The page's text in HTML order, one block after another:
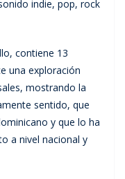
indie, pop, rock
contiene 13
una exploración
mostrando la
sentido, que
y que lo ha
a nivel nacional y